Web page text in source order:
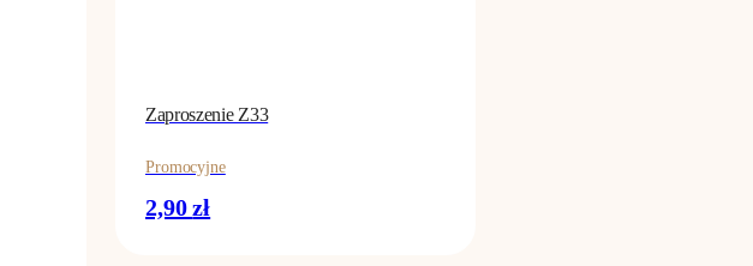
Zaproszenie Z33
Promocyjne
2,90zł